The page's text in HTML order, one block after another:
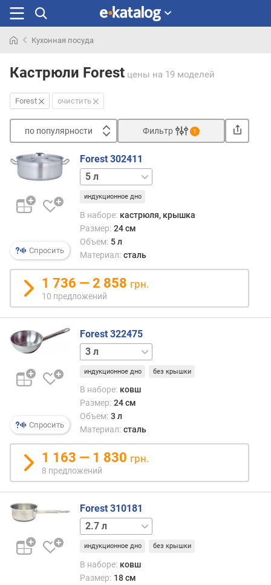
раньше
Кухонная посуда
Кастрюли Forest цены на 19 моделей
Forest очистить
по популярности
о
о
я
р
н
о
с
т
и
о
т
д
е
в
ы
х
к
д
р
о
г
и
Фильтр 1
Спросить
Forest 302411
8 л 12.5 л
индукционное дно
В наборе: кастрюля, крышка
Размер: 24 см
Объем: 5 л
Материал: сталь
1 736 — 2 858 грн.
10 предложений
Спросить
Forest 322475
0.9 л
индукционное дно без крышки
В наборе: ковш
Размер: 24 см
Объем: 3 л
Материал: сталь
1 163 — 1 830 грн.
8 предложений
Forest 310181
1.4 л 3 л
индукционное дно без крышки
В наборе: ковш
Размер: 18 см